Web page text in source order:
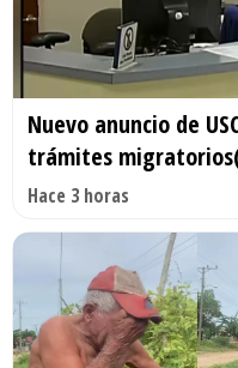
Nuevo anuncio de
trámites
Hace 3 horas